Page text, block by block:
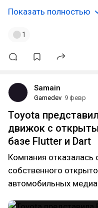
Показать полностью
1
Samain
Gamedev 9 февр
Toyota
движок с
базе Flutter и Dart
Компания отказалась
собственного
автомобильных